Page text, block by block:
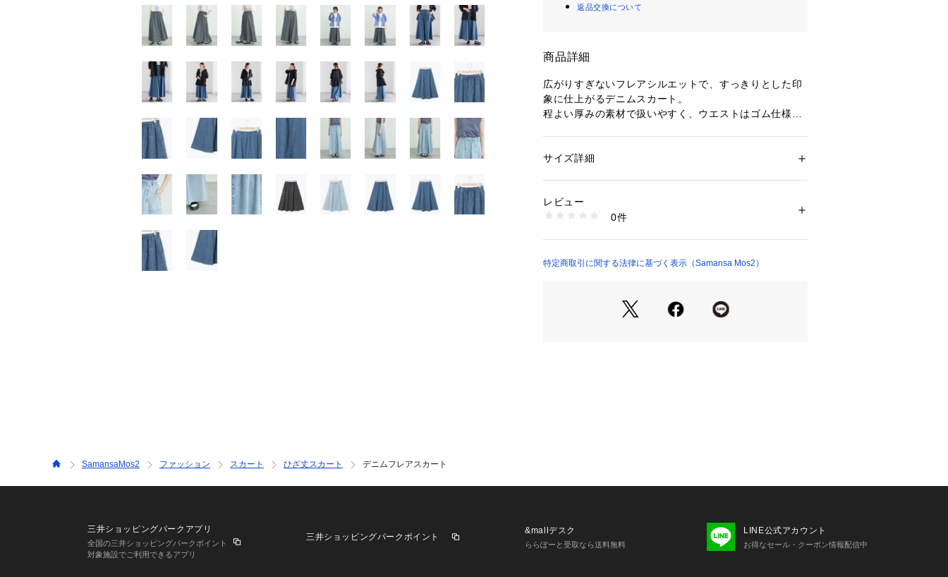
返品交換について
商品詳細
広がりすぎないフレアシルエットで、すっきりとした印
象に仕上がるデニムスカート。
程よい厚みの素材で扱いやすく、ウエストはゴム仕様で
たり、シャツをアウトで羽織ってラフに仕上げる着こな
※商品画像は、撮影環境やお客様のご利用のPC・スマー
トフォンのモニター環境などにより実物と色味に差異が
性別：レディース
洗濯：洗濯機洗い可 石油系ドライクリーニング
※詳しい洗濯方法については、商品の品質表示タグをご覧くださ
商品番号：1780000009357 （モール）
サイズ詳細
レビュー
0件
特定商取引に関する法律に基づく表示（Samansa Mos2）
SamansaMos2 ファッション スカート ひざ丈スカート デニムフレアスカート
三井ショッピングパークアプリ
全国の三井ショッピングパークポイント
対象施設でご利用できるアプリ
三井ショッピングパークポイント
&mallデスク
ららぽーと受取なら送料無料
LINE公式アカウント
お得なセール・クーポン情報配信中